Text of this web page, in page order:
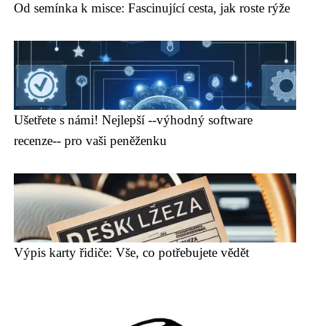
Od semínka k misce: Fascinující cesta, jak roste rýže
Ušetřete s námi! Nejlepší --výhodný software
recenze-- pro vaši peněženku
Výpis karty řidiče: Vše, co potřebujete vědět